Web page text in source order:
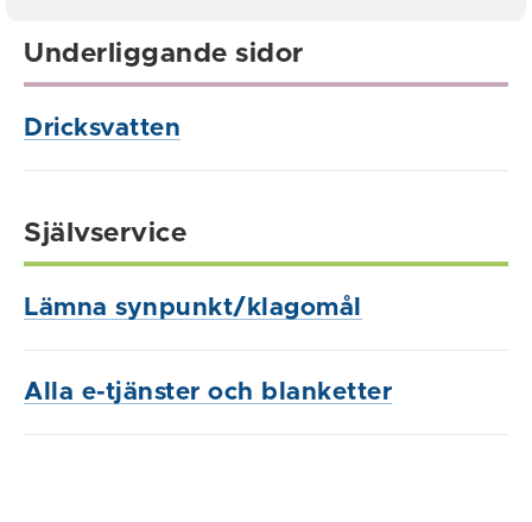
Underliggande sidor
Dricksvatten
Självservice
Lämna synpunkt/klagomål
Alla e-tjänster och blanketter